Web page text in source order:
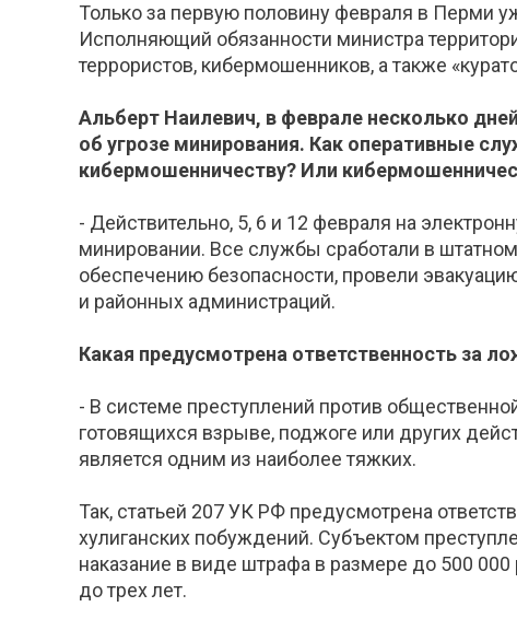
Только за первую половину февраля в Перми
Исполняющий обязанности министра
террористов, кибермошенников, а также
Альберт Наилевич, в феврале несколько
об угрозе минирования. Как оперативные
кибермошенничеству? Или
- Действительно, 5, 6 и 12 февраля на
минировании. Все службы сработали в
обеспечению безопасности, провели
и районных администраций.
Какая предусмотрена ответственность за
- В системе преступлений против
готовящихся взрыве, поджоге или других
является одним из наиболее тяжких.
Так, статьей 207 УК РФ предусмотрена
хулиганских побуждений. Субъектом
наказание в виде штрафа в размере до 500
до трех лет.